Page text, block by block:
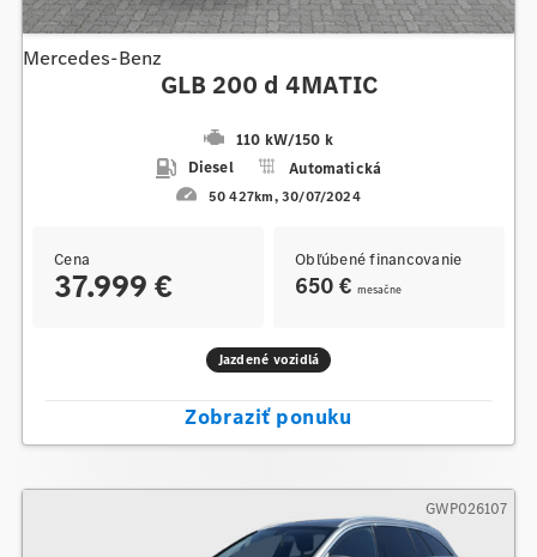
Mercedes-Benz
GLB 200 d 4MATIC
110 kW/150 k
Diesel
Automatická
50 427km 30/07/2024
Cena
37.999 €
Obľúbené financovanie
650 € mesačne
Jazdené vozidlá
Zobraziť ponuku
GWP026107